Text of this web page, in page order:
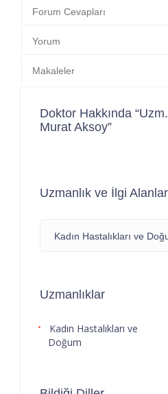
Forum Cevapları
Yorum
Makaleler
Doktor Hakkında
Murat Aksoy”
Uzmanlık ve İlgi
Kadın Hastalıkları ve
Uzmanlıklar
Kadın Hastalıkları ve
Doğum